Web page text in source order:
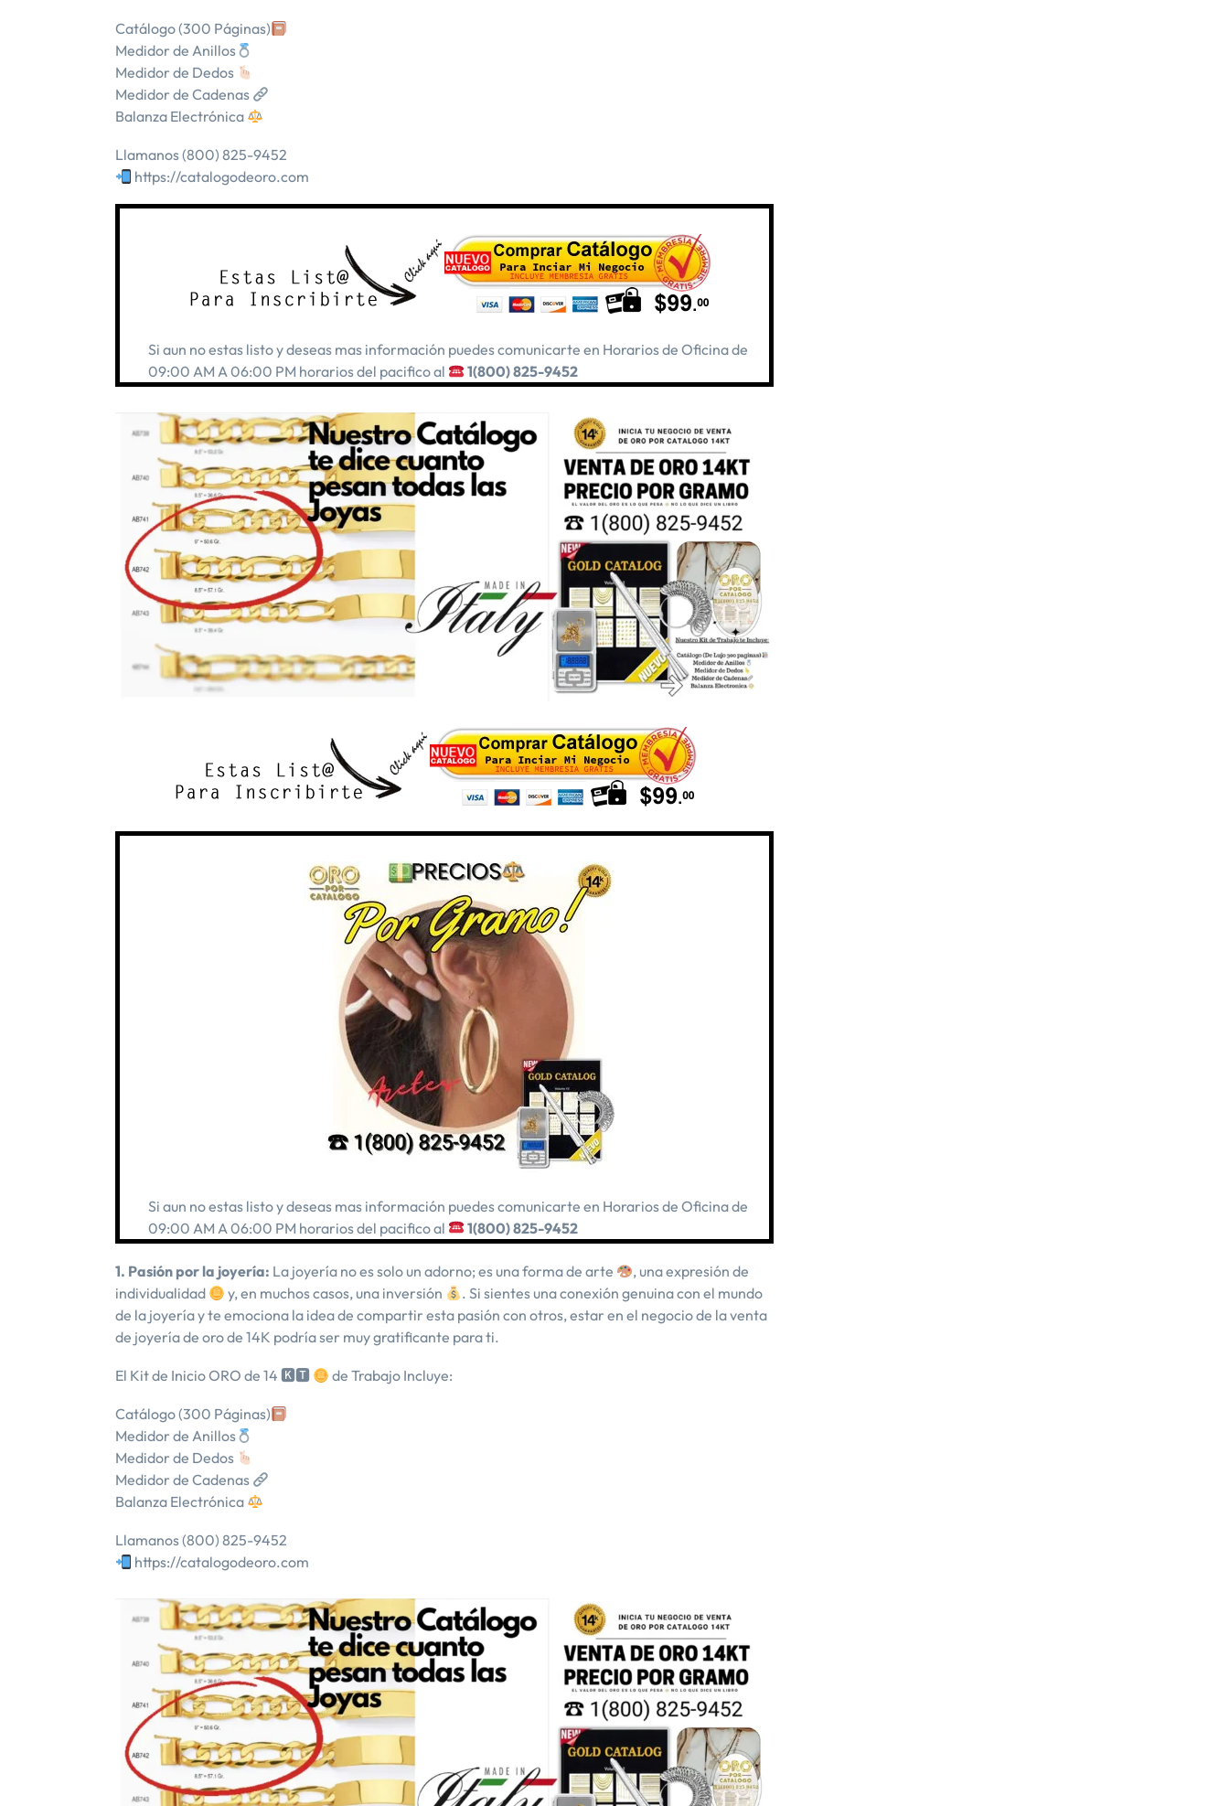
Catálogo (300 Páginas)
Medidor de Anillos
Medidor de Dedos
Medidor de Cadenas
Balanza Electrónica
Llamanos (800) 825-9452
https://catalogodeoro.com
Si aun no estas listo y deseas mas información puedes comunicarte en Horarios de Oficina de
09:00 AM A 06:00 PM horarios del pacifico al
1(800) 825-9452
Si aun no estas listo y deseas mas información puedes comunicarte en Horarios de Oficina de
09:00 AM A 06:00 PM horarios del pacifico al
1(800) 825-9452
1. Pasión por la joyería: La joyería no es solo un adorno; es una forma de arte
, una expresión de
individualidad
y, en muchos casos, una inversión
. Si sientes una conexión genuina con el mundo
de la joyería y te emociona la idea de compartir esta pasión con otros, estar en el negocio de la venta
de joyería de oro de 14K podría ser muy gratificante para ti.
El Kit de Inicio ORO de 14 🅺🆃 de Trabajo Incluye:
Catálogo (300 Páginas)
Medidor de Anillos
Medidor de Dedos
Medidor de Cadenas
Balanza Electrónica
Llamanos (800) 825-9452
https://catalogodeoro.com